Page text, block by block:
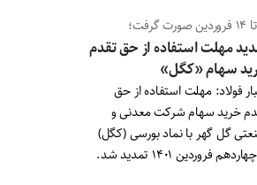
تا ۱۴ فروردین صورت گرفت؛
مهلت استفاده از حق تقدم
سهام «کگل»
فولاد: مهلت استفاده از حق
خرید سهام شرکت معدنی و
گل گهر با نماد بورسی (کگل)
فروردین ۱۴۰۱ تمدید شد.